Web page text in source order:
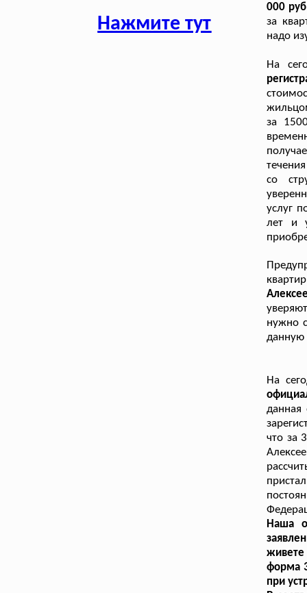
Нажмите тут
000
за
надо
На
за
со
услуг
лет и
нужно
данную
На
данная
что за
Наша
форма
при